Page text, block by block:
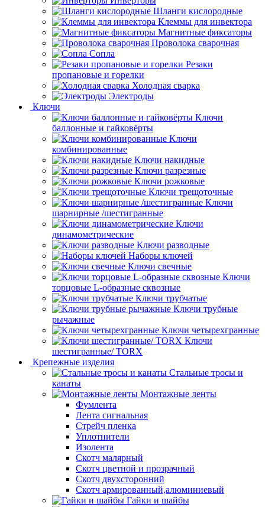
Шланги кислородные
Клеммы для инвектора
Магнитные фиксаторы
Проволока сварочная
Сопла
Резаки
пропановые и горелки
Холодная сварка
Электроды
Ключи
Ключи
баллонные и гайковёрты
Ключи
комбинированные
Ключи накидные
Ключи разрезные
Ключи рожковые
Ключи трещоточные
Ключи
шарнирные /шестигранные
Ключи
динамометрические
Ключи разводные
Наборы ключей
Ключи свечные
Ключи
торцовые L-образные сквозные
Ключи трубчатые
Ключи трубные
рычажные
Ключи четырехгранные
Ключи
шестигранные/ TORX
Крепежные изделия
Стальные тросы и
канаты
Монтажные ленты
Фумлента
Лента сигнальная
Стрейч пленка
Уплотнители
Изолента
Скотч малярный
Скотч цветной и прозрачный
Скотч двухсторонний
Скотч армированный,алюминиевый
Гайки и шайбы